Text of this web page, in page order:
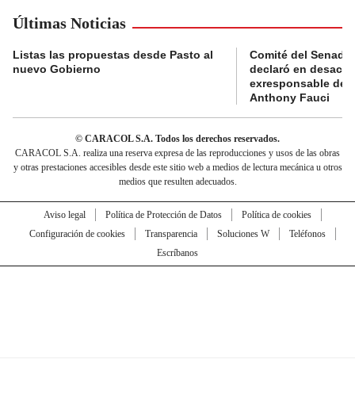
Últimas Noticias
Listas las propuestas desde Pasto al
nuevo Gobierno
Comité del Senado
declaró en
exresponsable de
Anthony Fauci
© CARACOL S.A. Todos los derechos reservados.
CARACOL S.A. realiza una reserva expresa de las reproducciones y usos de las obras
y otras prestaciones accesibles desde este sitio web a medios de lectura mecánica u otros
medios que resulten adecuados.
Aviso legal Política de Protección de Datos
Política de cookies
Configuración de cookies
Transparencia Soluciones W
Teléfonos
Escríbanos